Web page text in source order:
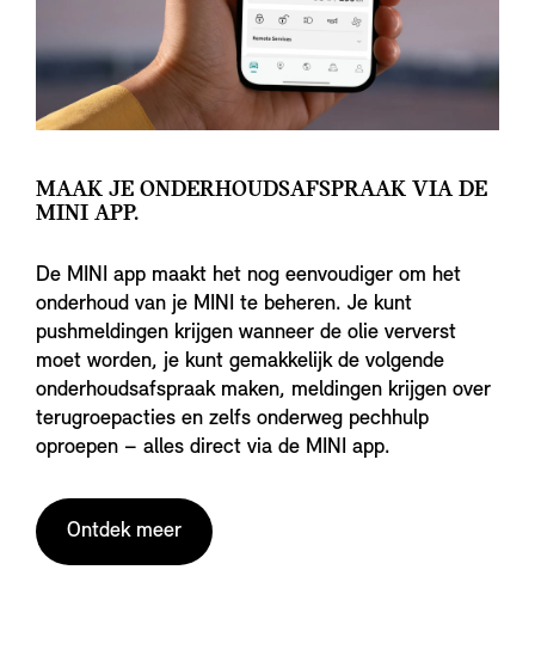
MAAK JE ONDERHOUDSAFSPRAAK VIA DE
MINI APP.
De MINI app maakt het nog eenvoudiger om het
onderhoud van je MINI te beheren. Je kunt
pushmeldingen krijgen wanneer de olie ververst
moet worden, je kunt gemakkelijk de volgende
onderhoudsafspraak maken, meldingen krijgen over
terugroepacties en zelfs onderweg pechhulp
oproepen – alles direct via de MINI app.
Ontdek meer